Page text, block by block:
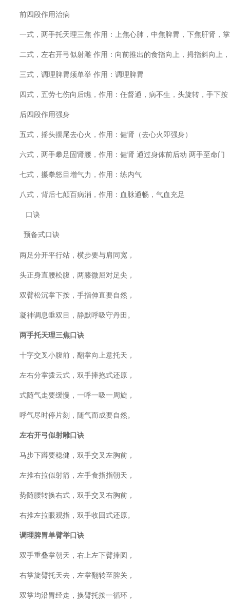
前四段作用治病
一式，两手托天理三焦 作用：上焦心肺，中焦脾胃，下焦肝肾，
二式，左右开弓似射雕 作用：向前推出的食指向上，拇指斜向上
三式，调理脾胃须单举 作用：调理脾胃
四式，五劳七伤向后瞧，作用：任督通，病不生，头旋转，手下按
后四段作用强身
五式，摇头摆尾去心火，作用：健肾（去心火即强身）
六式，两手攀足固肾腰，作用：健肾 通过身体前后动 两手至命门
七式，攥拳怒目增气力，作用：练内气
八式，背后七颠百病消，作用：血脉通畅，气血充足
口诀
预备式口诀
两足分开平行站，横步要与肩同宽，
头正身直腰松腹，两膝微屈对足尖，
双臂松沉掌下按，手指伸直要自然，
凝神调息垂双目，静默呼吸守丹田。
两手托天理三焦口诀
十字交叉小腹前，翻掌向上意托天，
左右分掌拨云式，双手捧抱式还原，
式随气走要缓慢，一呼一吸一周旋，
呼气尽时停片刻，随气而成要自然。
左右开弓似射雕口诀
马步下蹲要稳健，双手交叉左胸前，
左推右拉似射箭，左手食指指朝天，
势随腰转换右式，双手交叉右胸前，
右推左拉眼观指，双手收回式还原。
调理脾胃单臂举口诀
双手重叠掌朝天，右上左下臂捧圆，
右掌旋臂托天去，左掌翻转至脾关，
双掌均沿胃经走，换臂托按一循环，